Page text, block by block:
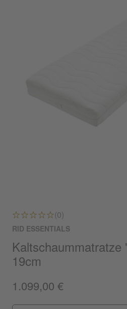
(0)
RID ESSENTIALS
Kaltschaummatratze
19cm
1.099,00 €